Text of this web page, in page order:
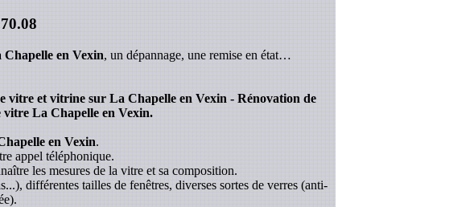
Chapelle en Vexin, un dépannage, une remise en état…
vitre et vitrine sur La Chapelle en Vexin - Rénovation de
vitre La Chapelle en Vexin.
en Vexin.
appel téléphonique.
les mesures de la vitre et sa composition.
différentes tailles de fenêtres, diverses sortes de verres (anti-